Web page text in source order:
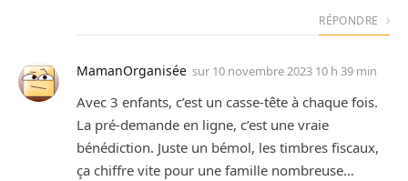
RÉPONDRE
MamanOrganisée sur 10 novembre 2023 10 h 39 min
Avec 3 enfants, c’est un casse-tête à chaque fois.
La pré-demande en ligne, c’est une vraie
bénédiction. Juste un bémol, les timbres fiscaux,
ça chiffre vite pour une famille nombreuse…